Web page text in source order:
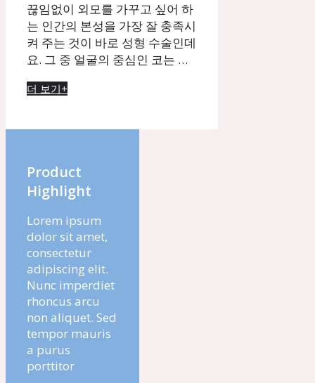
끊임없이 외모를 가꾸고 싶어 하
는 인간의 본성을 가장 잘 충족시
켜 주는 것이 바로 성형 수술인데
요. 그 중 얼굴의 중심인 코는 …
더 보기+
Product
Highlight
Lorem ipsum
dolor sit amet,
consectetur
adipiscing elit.
Nunc imperdiet
rhoncus arcu
non aliquet. Sed
tempor mauris
a purus
porttitor